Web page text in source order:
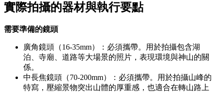
實際拍攝的器材與執行要點
需要準備的鏡頭
廣角鏡頭（16-35mm）：必須攜帶。用於拍攝包含湖
泊、寺廟、道路等大場景的照片，表現環境與神山的關
係。
中長焦鏡頭（70-200mm）：必須攜帶。用於拍攝山峰的
特寫，壓縮景物突出山體的厚重感，也適合在轉山路上